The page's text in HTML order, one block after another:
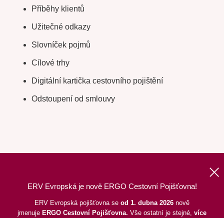
ERV Evropská je nově ERGO Cestovní Pojišťovna!
ERV Evropská pojišťovna se od 1. dubna 2026 nově
jmenuje ERGO Cestovní Pojišťovna. Vše ostatní je stejné, více
Příběhy klientů
Užitečné odkazy
Slovníček pojmů
Cílové trhy
Digitální kartička cestovního pojištění
Odstoupení od smlouvy